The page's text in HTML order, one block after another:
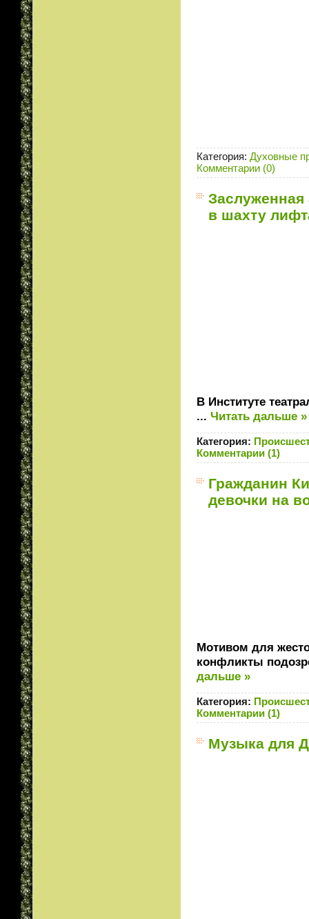
Категория: Духовные
Комментарии (0)
Заслуженная
в шахту
В Институте
... Читать дальше »
Категория:
Комментарии (1)
Гражданин
девочки на
Мотивом для
конфликты
дальше »
Категория:
Комментарии (1)
Музыка для